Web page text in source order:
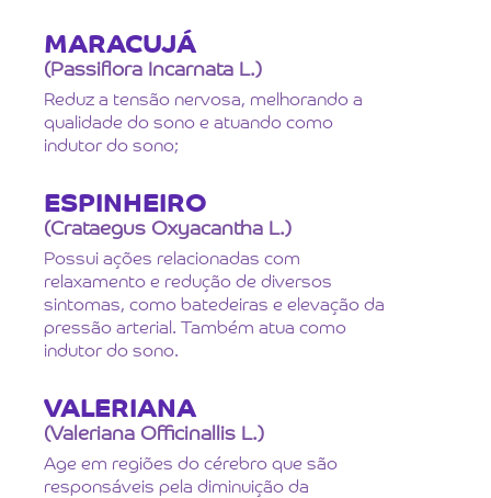
MARACUJÁ
(Passiflora Incarnata L.)
Reduz a tensão nervosa, melhorando a
qualidade do sono e atuando como
indutor do sono;
ESPINHEIRO
(Crataegus Oxyacantha L.)
Possui ações relacionadas com
relaxamento e redução de diversos
sintomas, como batedeiras e elevação da
pressão arterial. Também atua como
indutor do sono.
VALERIANA
(Valeriana Officinallis L.)
Age em regiões do cérebro que são
responsáveis pela diminuição da